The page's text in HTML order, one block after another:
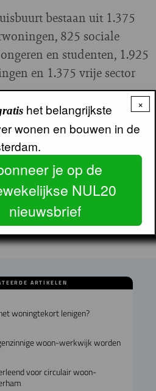
bestaan uit 1.375
825 sociale
en studenten, 1.925
en 1.375 vrije sector
Middensegment
Oost Nieuwbouw
ARTIKELEN
woningtekort lenigen?
woon-werkwijk worden
voor circulair woon-
×
het belangrijkste
wonen en bouwen in de
je op de
NUL20
nieuwsbrief